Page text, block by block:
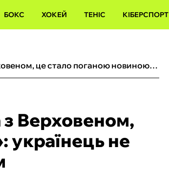
БОКС ХОКЕЙ ТЕНІС КІБЕРСПОРТ
«Коли я почув про бій Усика з Верховеном, це стало поганою новиною»: українець не поспішає битися з Кабаєлом
з Верховеном,
українець не